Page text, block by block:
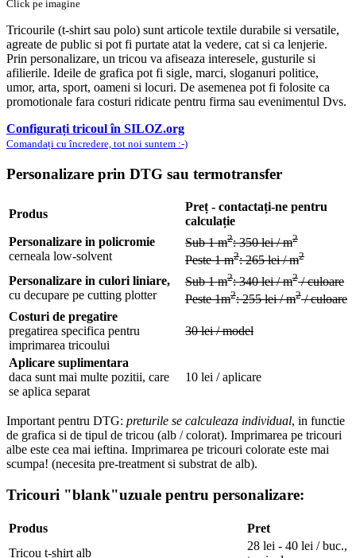
Click pe imagine
Tricourile (t-shirt sau polo) sunt articole textile durabile si versatile,
agreate de public si pot fi purtate atat la vedere, cat si ca lenjerie.
Prin personalizare, un tricou va afiseaza interesele, gusturile si
afilierile. Ideile de grafica pot fi sigle, marci, sloganuri politice,
umor, arta, sport, oameni si locuri. De asemenea pot fi folosite ca
promotionale fara costuri ridicate pentru firma sau evenimentul Dvs.
Configurați tricoul în SILOZ.org
Comandați cu încredere, tot noi suntem :-)
Personalizare prin DTG sau termotransfer
Produs
Preț - contactați-ne pentru
calculație
Personalizare in policromie
cerneala low-solvent
Sub 1 m2: 350 lei / m2
Peste 1 m2: 265 lei / m2
Personalizare in culori liniare,
cu decupare pe cutting plotter
Sub 1 m2: 340 lei / m2/ culoare
Peste 1m2: 255 lei / m2/ culoare
Costuri de pregatire
pregatirea specifica pentru
imprimarea tricoului
30 lei / model
Aplicare suplimentara
daca sunt mai multe pozitii, care
se aplica separat
10 lei / aplicare
Important pentru DTG: preturile se calculeaza individual, in functie
de grafica si de tipul de tricou (alb / colorat). Imprimarea pe tricouri
albe este cea mai ieftina. Imprimarea pe tricouri colorate este mai
scumpa! (necesita pre-treatment si substrat de alb).
Tricouri "blank"uzuale pentru personalizare:
Produs
Pret
Tricou t-shirt alb
28 lei - 40 lei / buc.,